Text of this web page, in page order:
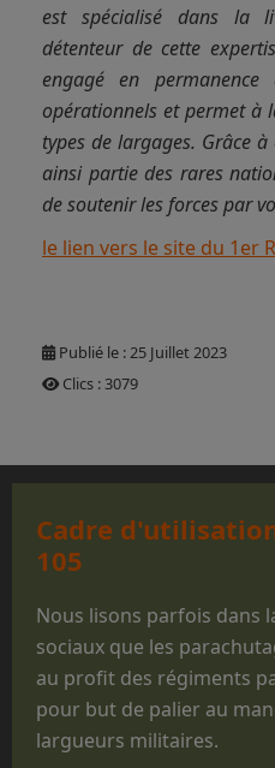
est spécialisé dans la
détenteur de cette
engagé en
opérationnels et permet à
types de largages. Grâce
ainsi partie des rares
de soutenir les forces par
le lien vers le site du 1er
Publié le : 25 Juillet 2023
Clics : 3079
Cadre
105
Nous lisons parfois dans
sociaux que les
au profit des régiments
pour but de palier au
largueurs militaires.